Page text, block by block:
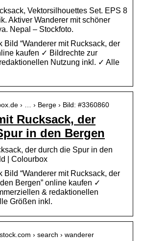
Vektorsilhouettes Set. EPS 8
Aktiver Wanderer mit schöner
Nepal – Stockfoto.
Bild “Wanderer mit Rucksack, der
kaufen ✓ Bildrechte zur
Nutzung inkl. ✓ Alle
› … › Berge › Bild: #3360860
Rucksack, der
in den Bergen
der durch die Spur in den
| Colourbox
Bild “Wanderer mit Rucksack, der
Bergen” online kaufen ✓
& redaktionellen
Größen inkl.
› search › wanderer